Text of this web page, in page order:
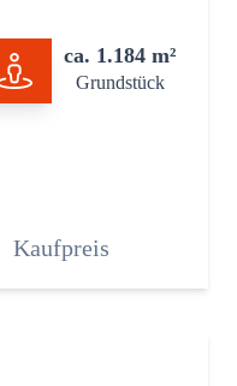
ca. 1.184 m²
Grundstück
Kaufpreis